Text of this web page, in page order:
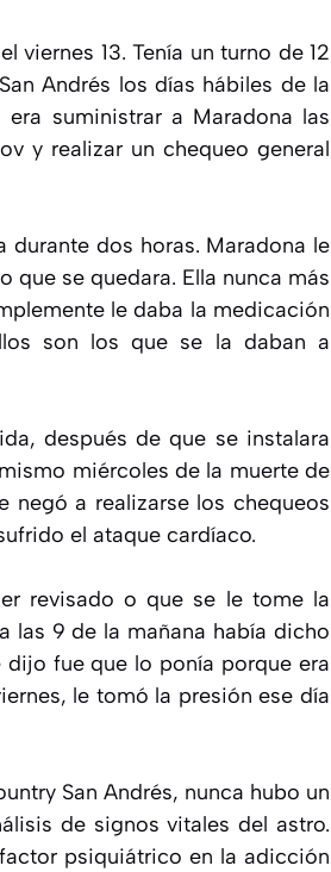
viernes 13. Tenía un turno de 12
Andrés los días hábiles de la
suministrar a Maradona las
y realizar un chequeo general
durante dos horas. Maradona le
que se quedara. Ella nunca más
le daba la medicación
son los que se la daban a
después de que se instalara
miércoles de la muerte de
negó a realizarse los chequeos
el ataque cardíaco.
revisado o que se le tome la
las 9 de la mañana había dicho
fue que lo ponía porque era
le tomó la presión ese día
San Andrés, nunca hubo un
de signos vitales del astro.
psiquiátrico en la adicción